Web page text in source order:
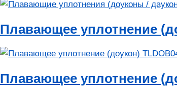
Плавающее уплотнение
Плавающее уплотнение